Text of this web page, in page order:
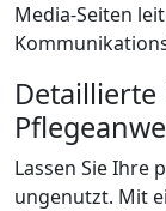
Media-Seiten
Lassen Sie Ihre
ungenutzt. Mit